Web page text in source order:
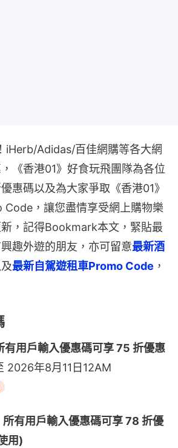
iHerb/Adidas/百佳網購等各大網
《香港01》好食玩飛團隊為各位
惠碼以及為大家爭取《香港01》
Code，讓您盡情享受網上購物樂
，記得Bookmark本文，緊貼最
趣外遊的朋友，亦可留意最新酒
最新自駕遊租車Promo Code ，
用戶輸入優惠碼可享 75 折優惠
2026年8月11日12AM
所有用戶輸入優惠碼可享 78 折優
用)